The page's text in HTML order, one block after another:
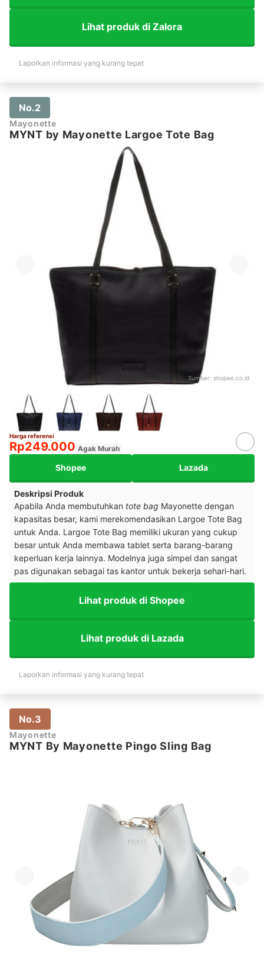
Lihat produk di Zalora
Laporkan informasi yang kurang tepat
No.2
Mayonette
MYNT by Mayonette Largoe Tote Bag
Sumber: shopee.co.id
Harga referensi
Rp249.000 Agak Murah
Shopee Lazada
Deskripsi Produk
Apabila Anda membutuhkan tote bag Mayonette dengan
kapasitas besar, kami merekomendasikan Largoe Tote Bag
untuk Anda. Largoe Tote Bag memiliki ukuran yang cukup
besar untuk Anda membawa tablet serta barang-barang
keperluan kerja lainnya. Modelnya juga simpel dan sangat
pas digunakan sebagai tas kantor untuk bekerja sehari-hari.
Lihat produk di Shopee
Lihat produk di Lazada
Laporkan informasi yang kurang tepat
No.3
Mayonette
MYNT By Mayonette Pingo Sling Bag